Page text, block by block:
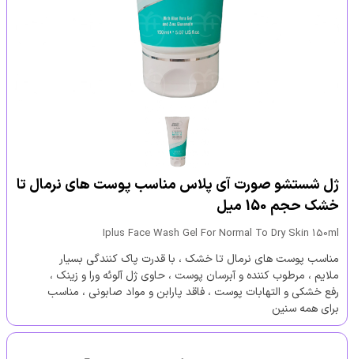
ژل شستشو صورت آی پلاس مناسب پوست های نرمال تا
خشک حجم 150 میل
Iplus Face Wash Gel For Normal To Dry Skin 150ml
مناسب پوست های نرمال تا خشک ، با قدرت پاک کنندگی بسیار
ملایم ، مرطوب کننده و آبرسان پوست ، حاوی ژل آلوئه ورا و زینک ،
رفع خشکی و التهابات پوست ، فاقد پارابن و مواد صابونی ، مناسب
برای همه سنین